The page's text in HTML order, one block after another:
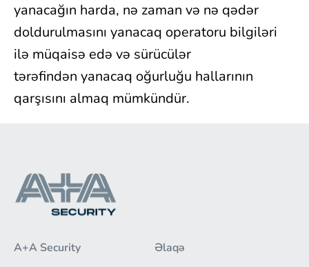
yanacağın harda, nə zaman və nə qədər
doldurulmasını yanacaq operatoru bilgiləri
ilə müqaisə edə və sürücülər
tərəfindən yanacaq oğurluğu hallarının
qarşısını almaq mümkündür.
A+A Security Əlaqə